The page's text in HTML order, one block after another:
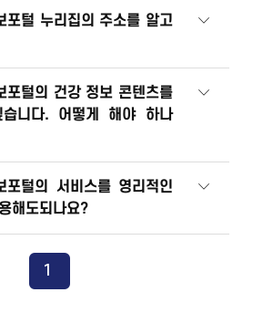
포털 누리집의 주소를 알고
포털의 건강 정보 콘텐츠를
습니다. 어떻게 해야 하나
포털의 서비스를 영리적인
해도되나요?
1